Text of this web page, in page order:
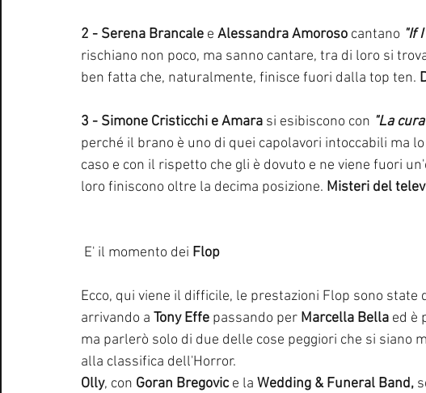
2 - Serena Brancale e Alessandra Amoroso cantano "If
rischiano non poco, ma sanno cantare, tra di loro si
ben fatta che, naturalmente, finisce fuori dalla top ten.
3 - Simone Cristicchi e Amara si esibiscono con "La
perché il brano è uno di quei capolavori intoccabili ma
caso e con il rispetto che gli è dovuto e ne viene fuori
loro finiscono oltre la decima posizione. Misteri del
E' il momento dei Flop
Ecco, qui viene il difficile, le prestazioni Flop sono state
arrivando a Tony Effe passando per Marcella Bella ed è
ma parlerò solo di due delle cose peggiori che si siano
alla classifica dell'Horror.
Olly, con Goran Bregovic e la Wedding & Funeral Band,